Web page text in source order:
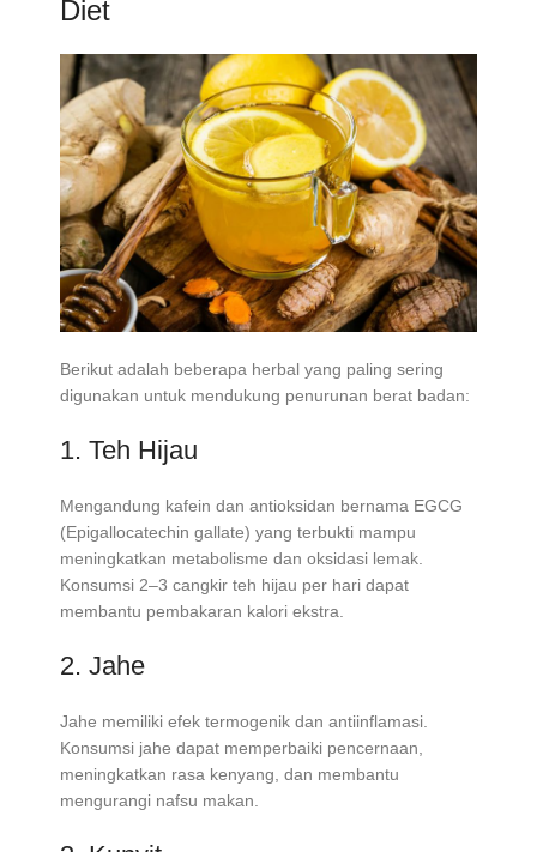
Diet
Berikut adalah beberapa herbal yang paling sering
digunakan untuk mendukung penurunan berat badan:
1. Teh Hijau
Mengandung kafein dan antioksidan bernama EGCG
(Epigallocatechin gallate) yang terbukti mampu
meningkatkan metabolisme dan oksidasi lemak.
Konsumsi 2–3 cangkir teh hijau per hari dapat
membantu pembakaran kalori ekstra.
2. Jahe
Jahe memiliki efek termogenik dan antiinflamasi.
Konsumsi jahe dapat memperbaiki pencernaan,
meningkatkan rasa kenyang, dan membantu
mengurangi nafsu makan.